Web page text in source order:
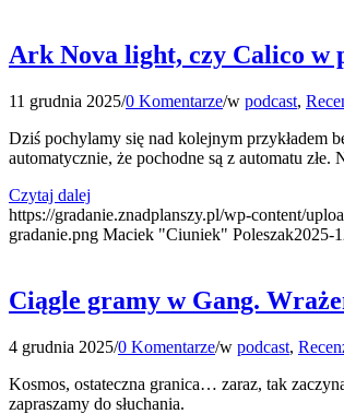
Ark Nova light, czy Calico w
11 grudnia 2025/0 Komentarze/w podcast,
Dziś pochylamy się nad kolejnym przykładem
automatycznie, że pochodne są z automatu
Czytaj dalej
https://gradanie.znadplanszy.pl/wp-content/
gradanie.png Maciek "Ciuniek" Poleszak2025-
Ciągle gramy w Gang.
4 grudnia 2025/0 Komentarze/w podcast,
Kosmos, ostateczna granica… zaraz, tak
zapraszamy do słuchania.